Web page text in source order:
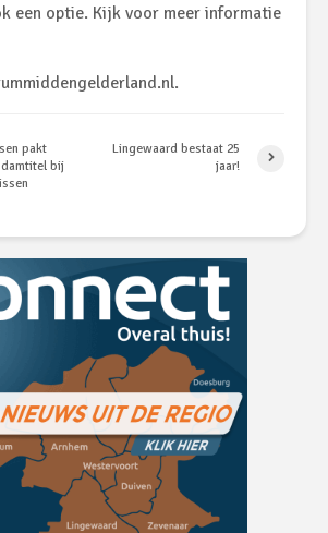
een optie. Kijk voor meer informatie
pakt
bij
Lingewaard bestaat 25
jaar!